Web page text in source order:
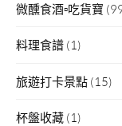
微醺食酒▫吃貨寶
料理食譜 (1)
旅遊打卡景點 (15)
杯盤收藏 (1)